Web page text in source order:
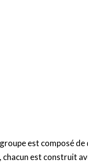
est composé de
chacun est construit